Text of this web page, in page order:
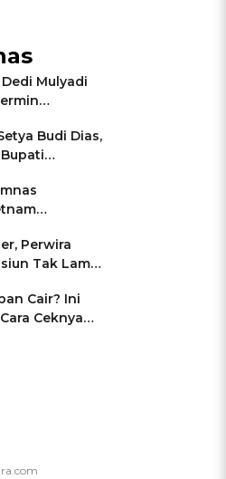
Mulyadi
Keamanan
Budi Dias,
di Pakansari
Perwira
Tak Lama
Cair? Ini
Ceknya